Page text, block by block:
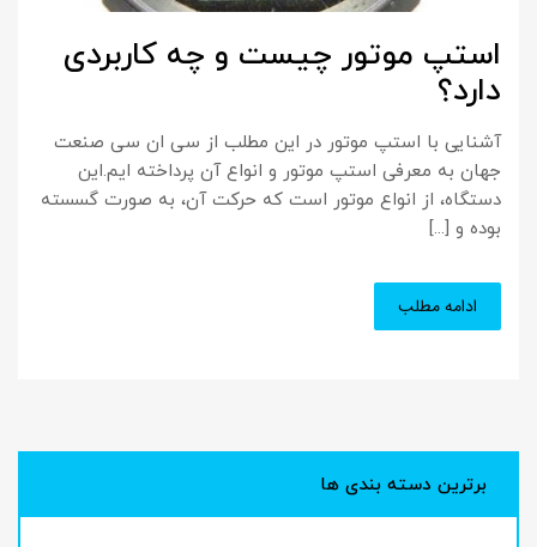
استپ موتور چیست و چه کاربردی
دارد؟
آشنایی با استپ موتور در این مطلب از سی ان سی صنعت
جهان به معرفی استپ موتور و انواع آن پرداخته ایم.این
دستگاه، از انواع موتور است که حرکت آن، به صورت گسسته
بوده و [...]
ادامه مطلب
برترین دسته بندی ها